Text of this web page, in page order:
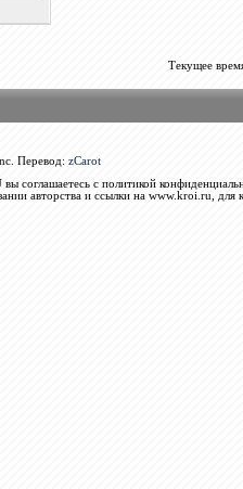
Текущее
Перевод: zCarot
соглашаетесь с политикой
авторства и ссылки на www.kroi.ru, для